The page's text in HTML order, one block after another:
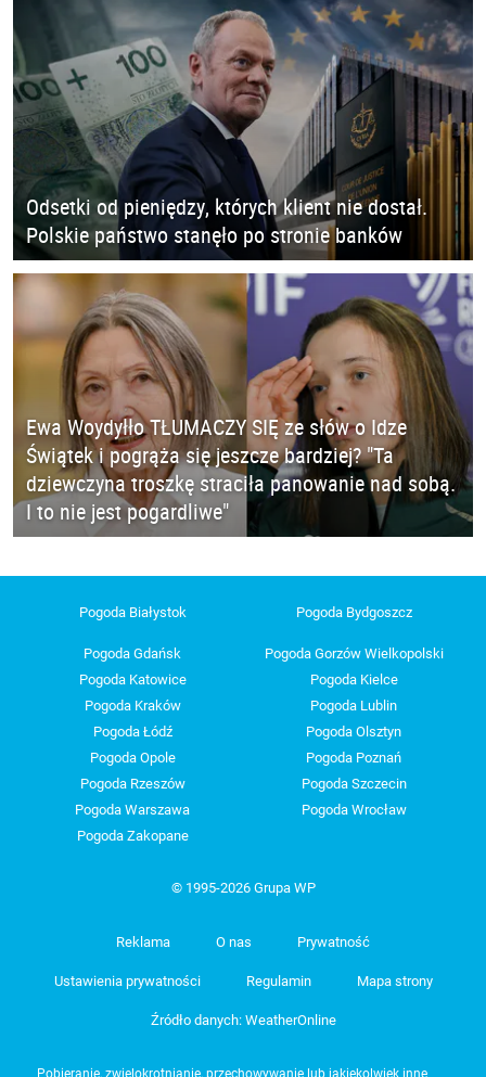
Odsetki od pieniędzy, których klient nie dostał.
Polskie państwo stanęło po stronie banków
Ewa Woydyłło TŁUMACZY SIĘ ze słów o Idze
Świątek i pogrąża się jeszcze bardziej? "Ta
dziewczyna troszkę straciła panowanie nad sobą.
I to nie jest pogardliwe"
Pogoda Białystok Pogoda Bydgoszcz
Pogoda Gdańsk
Pogoda Gorzów Wielkopolski
Pogoda Katowice
Pogoda Kielce
Pogoda Kraków
Pogoda Lublin
Pogoda Łódź
Pogoda Olsztyn
Pogoda Opole
Pogoda Poznań
Pogoda Rzeszów
Pogoda Szczecin
Pogoda Warszawa
Pogoda Wrocław
Pogoda Zakopane
© 1995-2026 Grupa WP
Reklama O nas Prywatność
Ustawienia prywatności Regulamin Mapa strony
Źródło danych: WeatherOnline
Pobieranie, zwielokrotnianie, przechowywanie lub jakiekolwiek inne